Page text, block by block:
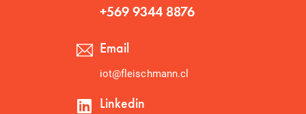
+569 9344 8876
Email
iot@fleischmann.cl
Linkedin